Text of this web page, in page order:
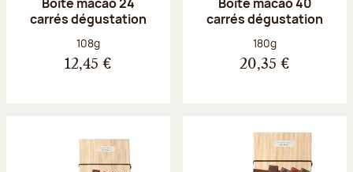
carrés dégustation
Poids net :
108g
12,45 €
carrés dégustation
Poids net :
180g
20,35 €